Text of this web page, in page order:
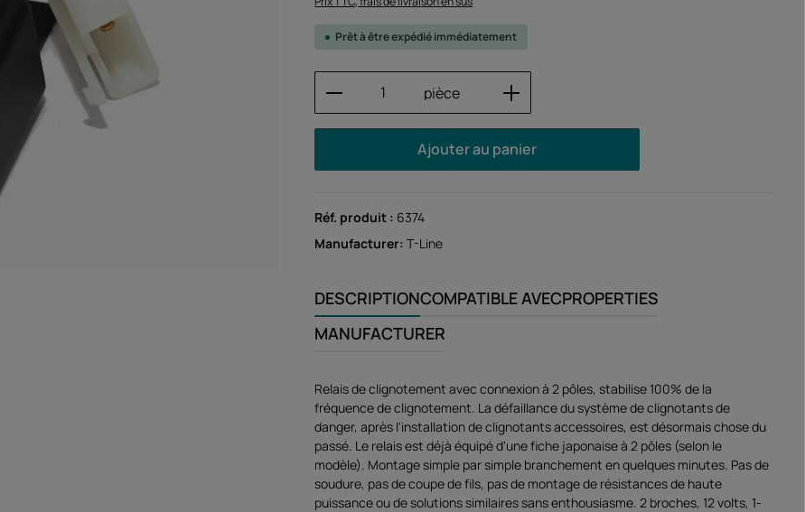
Prêt à être expédié immédiatement
Quantité de produit : Entrez la quantité
pièce
Ajouter au panier
Réf. produit : 6374
Manufacturer:T-Line
DESCRIPTIONCOMPATIBLE AVECPROPERTIES
MANUFACTURER
Relais de clignotement avec connexion à 2 pôles, stabilise 100% de la
fréquence de clignotement. La défaillance du système de clignotants de
danger, après l'installation de clignotants accessoires, est désormais chose du
passé. Le relais est déjà équipé d'une fiche japonaise à 2 pôles (selon le
modèle). Montage simple par simple branchement en quelques minutes. Pas de
soudure, pas de coupe de fils, pas de montage de résistances de haute
puissance ou de solutions similaires sans enthousiasme. 2 broches, 12 volts, 1-